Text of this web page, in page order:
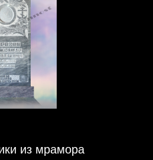
из мрамора